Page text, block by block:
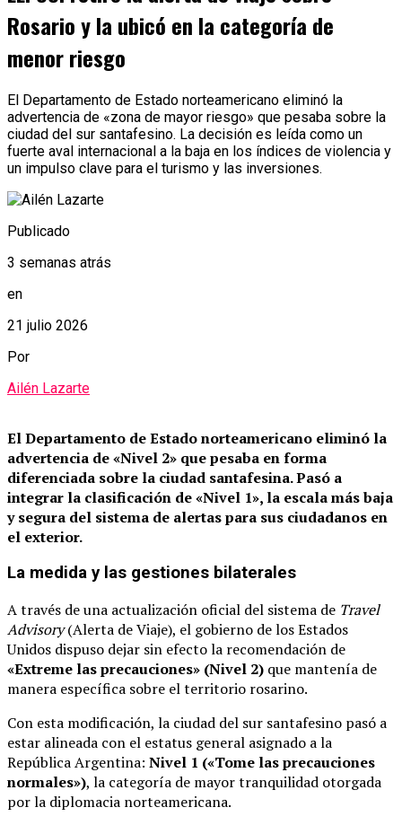
Rosario y la ubicó en la categoría de
menor riesgo
El Departamento de Estado norteamericano eliminó la
advertencia de «zona de mayor riesgo» que pesaba sobre la
ciudad del sur santafesino. La decisión es leída como un
fuerte aval internacional a la baja en los índices de violencia y
un impulso clave para el turismo y las inversiones.
Publicado
3 semanas atrás
en
21 julio 2026
Por
Ailén Lazarte
El Departamento de Estado norteamericano eliminó la
advertencia de «Nivel 2» que pesaba en forma
diferenciada sobre la ciudad santafesina.Pasó a
integrar la clasificación de «Nivel 1», la escala más baja
y segura del sistema de alertas para sus ciudadanos en
el exterior.
La medida y las gestiones bilaterales
A través de una actualización oficial del sistema de Travel
Advisory(Alerta de Viaje), el gobierno de los Estados
Unidos dispuso dejar sin efecto la recomendación de
«Extreme las precauciones» (Nivel 2) que mantenía de
manera específica sobre el territorio rosarino.
Con esta modificación, la ciudad del sur santafesino pasó a
estar alineada con el estatus general asignado a la
República Argentina: Nivel 1 («Tome las precauciones
normales»), la categoría de mayor tranquilidad otorgada
por la diplomacia norteamericana.